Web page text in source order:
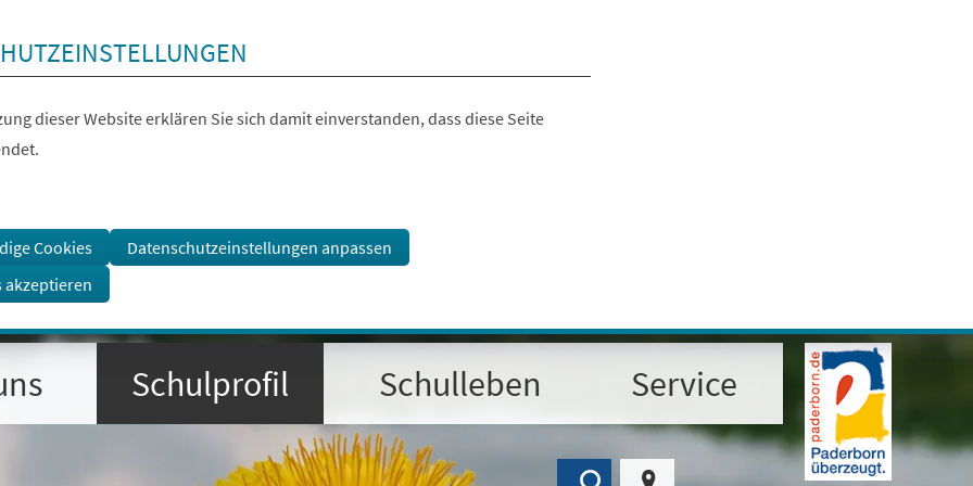
dieser Website erklären Sie sich damit einverstanden, dass diese Seite
Cookies
Datenschutzeinstellungen anpassen
akzeptieren
Schulprofil Schulleben Service